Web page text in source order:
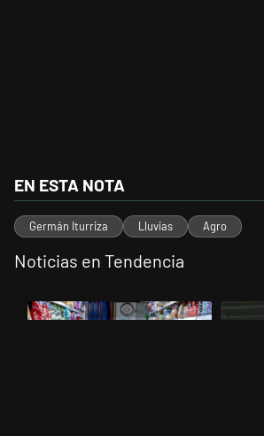
EN ESTA NOTA
Germán Iturriza Lluvias Agro
Noticias en Tendencia
Un artículo de tendencia con el título "La
Un